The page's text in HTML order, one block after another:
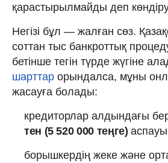
қарастырылмайды деп
Негізі бұл — жалған сөз.
соттан тыс банкроттық
бетінше тегін түрде жүгіне
шарттар орындалса, мұны
жасауға болады:
кредиторлар алдындағы
тен (5 520 000 теңге)
борышкердің жеке және